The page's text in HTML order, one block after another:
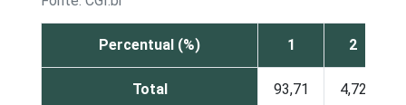
Percentual (%) 1 2
Total 93,71 4,72